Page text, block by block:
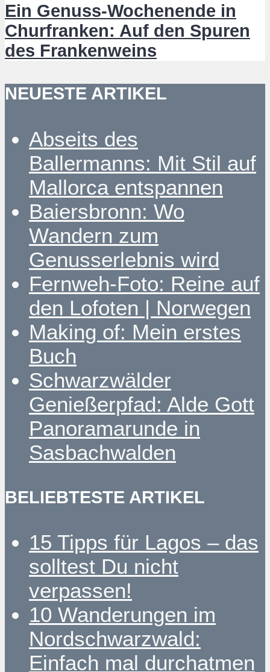
Ein Genuss-Wochenende in
Churfranken: Auf den Spuren
des Frankenweins
NEUESTE ARTIKEL
Abseits des
Ballermanns: Mit Stil auf
Mallorca entspannen
Baiersbronn: Wo
Wandern zum
Genusserlebnis wird
Fernweh-Foto: Reine auf
den Lofoten | Norwegen
Making of: Mein erstes
Buch
Schwarzwälder
Genießerpfad: Alde Gott
Panoramarunde in
Sasbachwalden
BELIEBTESTE ARTIKEL
15 Tipps für Lagos – das
solltest Du nicht
verpassen!
10 Wanderungen im
Nordschwarzwald:
Einfach mal durchatmen